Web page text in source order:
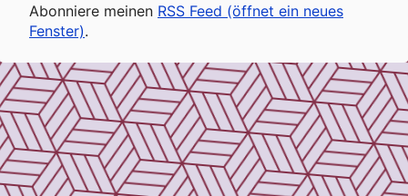
Abonniere meinen RSS Feed (öffnet ein neues
Fenster).